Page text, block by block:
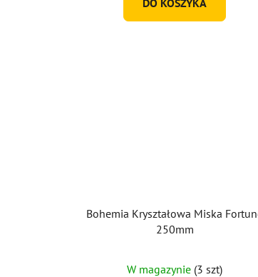
DO KOSZYKA
Bohemia Kryształowa Miska
250mm
W magazynie (3 szt)